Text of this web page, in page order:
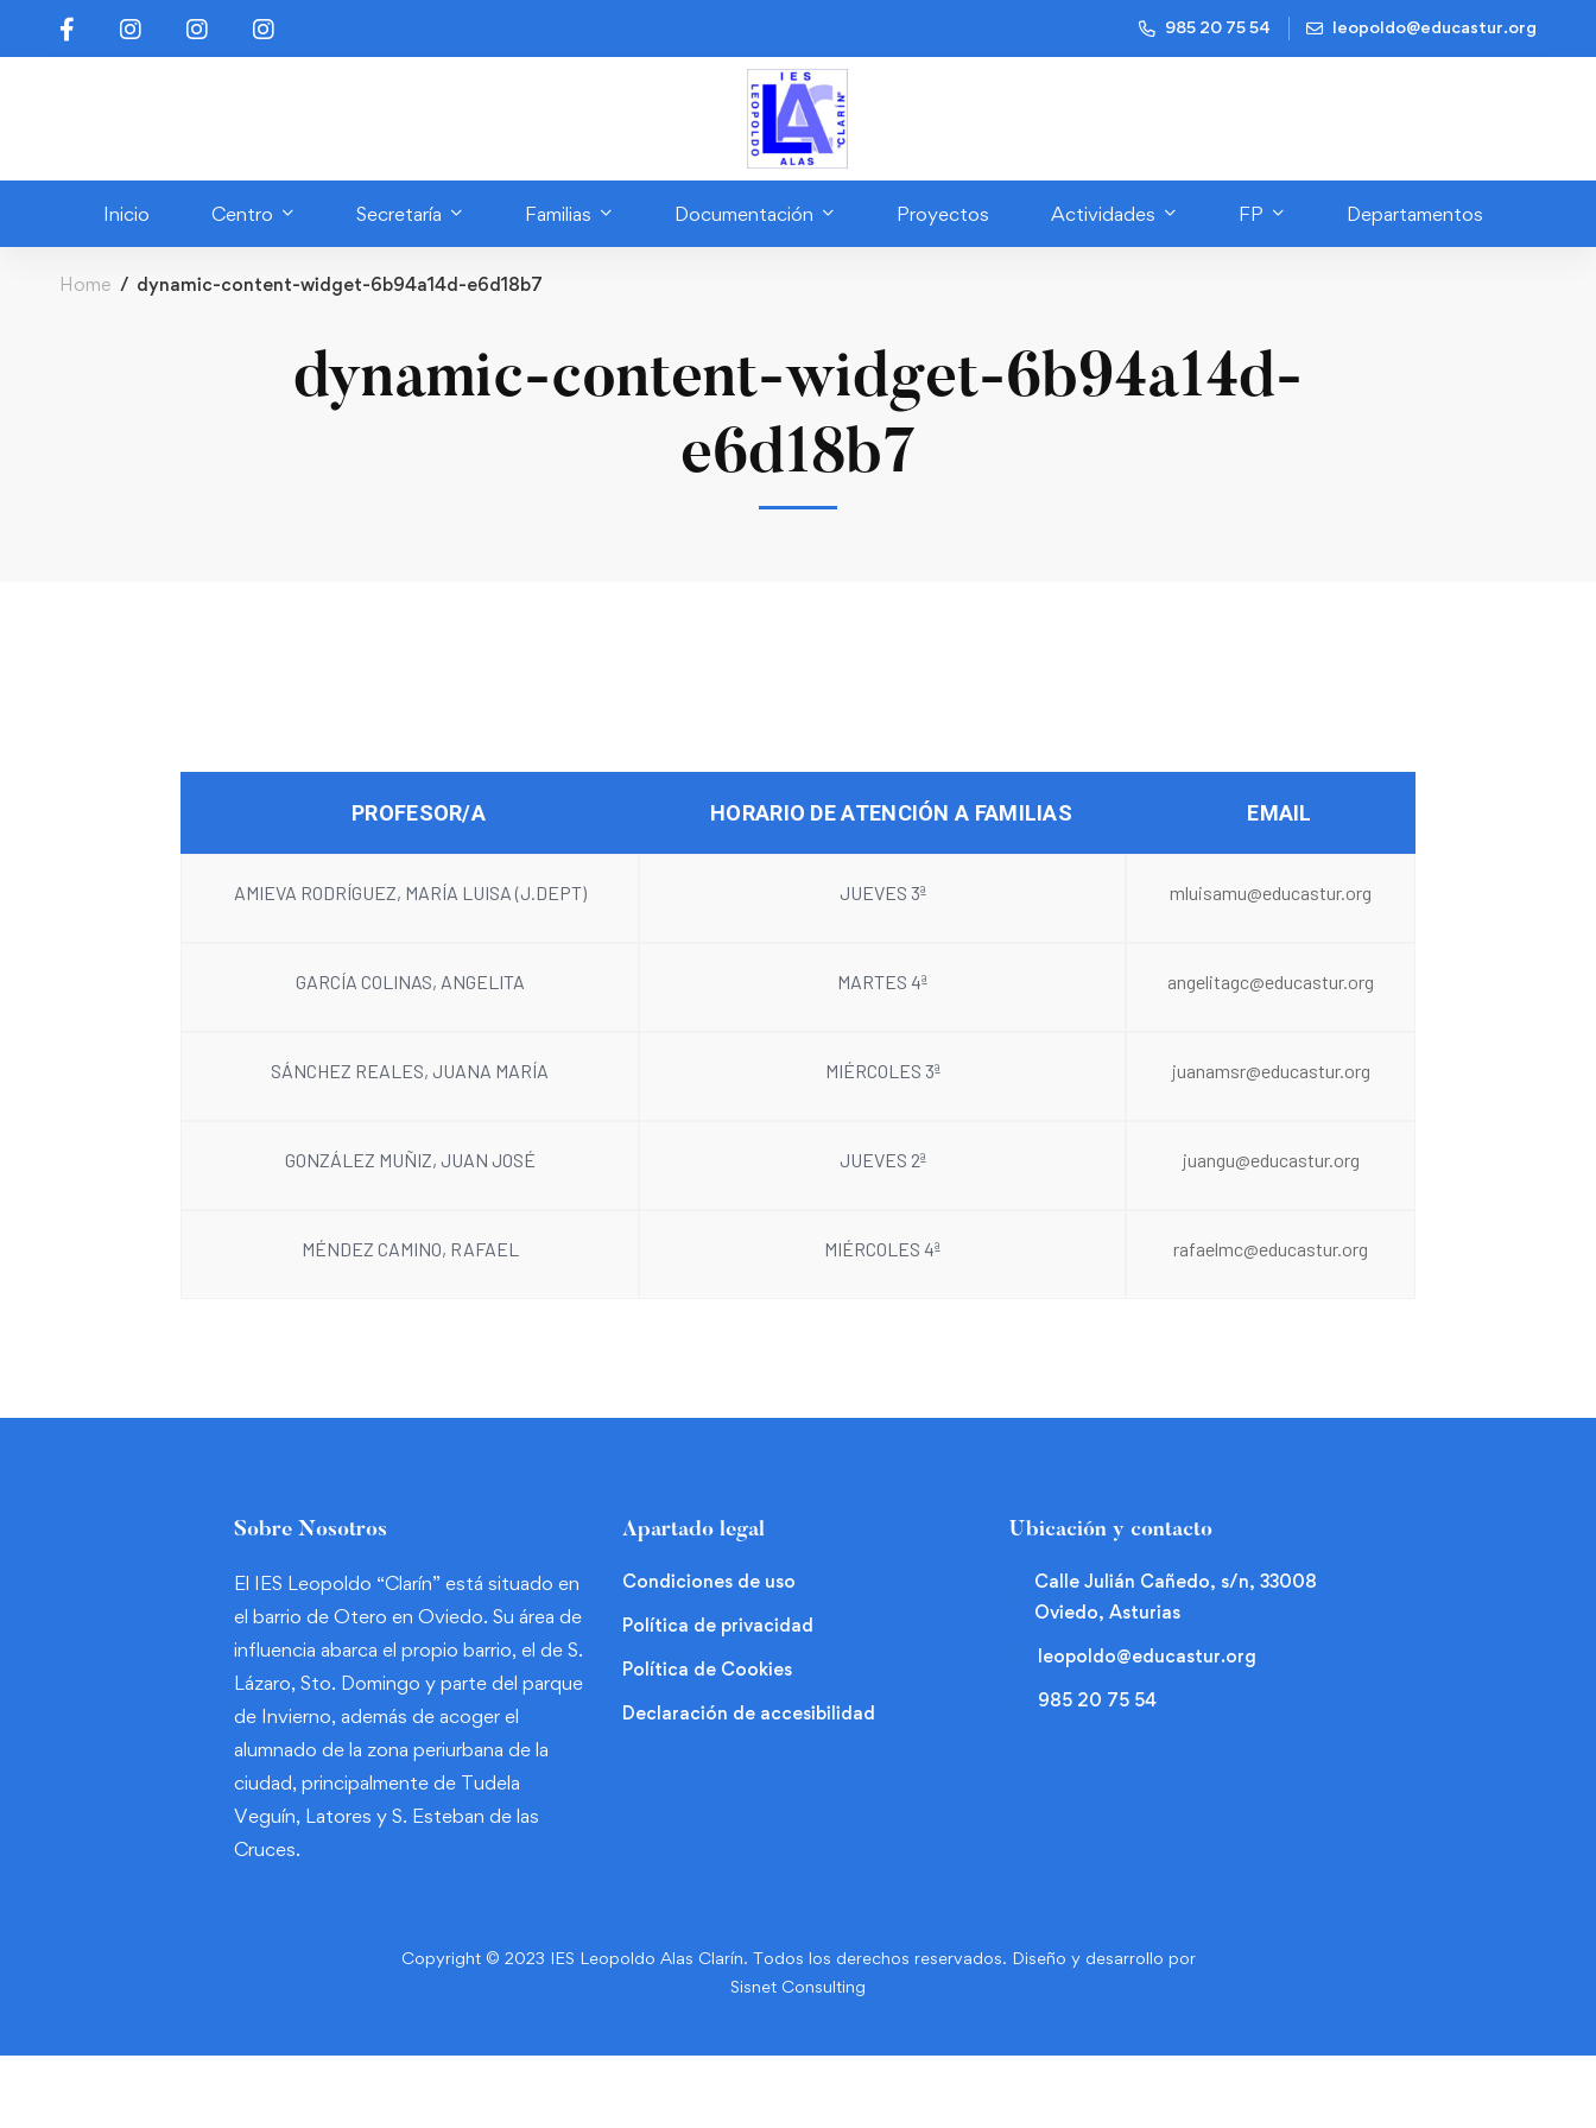
985 20 75 54 leopoldo@educastur.org
Inicio Centro Secretaría Familias Documentación Proyectos Actividades FP Departamentos
Home dynamic-content-widget-6b94a14d-e6d18b7
dynamic-content-widget-6b94a14d-
e6d18b7
PROFESOR/A HORARIO DE ATENCIÓN A FAMILIAS EMAIL
AMIEVA RODRÍGUEZ, MARÍA LUISA (J.DEPT) JUEVES 3ª mluisamu@educastur.org
GARCÍA COLINAS, ANGELITA MARTES 4ª angelitagc@educastur.org
SÁNCHEZ REALES, JUANA MARÍA MIÉRCOLES 3ª juanamsr@educastur.org
GONZÁLEZ MUÑIZ, JUAN JOSÉ JUEVES 2ª juangu@educastur.org
MÉNDEZ CAMINO, RAFAEL MIÉRCOLES 4ª rafaelmc@educastur.org
Sobre Nosotros
El IES Leopoldo “Clarín” está situado en
el barrio de Otero en Oviedo. Su área de
influencia abarca el propio barrio, el de S.
Lázaro, Sto. Domingo y parte del parque
de Invierno, además de acoger el
alumnado de la zona periurbana de la
ciudad, principalmente de Tudela
Veguín, Latores y S. Esteban de las
Cruces.
Apartado legal
Condiciones de uso
Política de privacidad
Política de Cookies
Declaración de accesibilidad
Ubicación y contacto
Calle Julián Cañedo, s/n, 33008
Oviedo, Asturias
leopoldo@educastur.org
985 20 75 54
Copyright © 2023 IES Leopoldo Alas Clarín. Todos los derechos reservados. Diseño y desarrollo por
Sisnet Consulting